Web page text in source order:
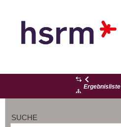
Ergebnisliste
SUCHE